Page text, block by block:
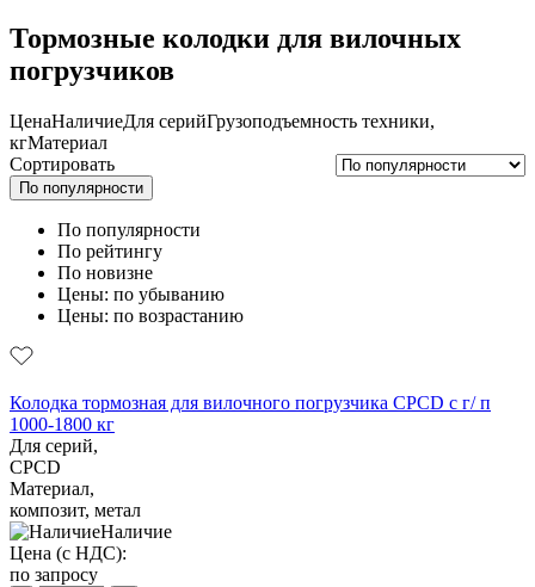
Тормозные колодки для вилочных
погрузчиков
ЦенаНаличиеДля серийГрузоподъемность техники,
кгМатериал
Сортировать
По популярности
По популярности
По рейтингу
По новизне
Цены: по убыванию
Цены: по возрастанию
Колодка тормозная для вилочного погрузчика CPCD с г/ п
1000-1800 кг
Для серий,
CPCD
Материал,
композит, метал
Наличие
Цена (с НДС):
по запросу